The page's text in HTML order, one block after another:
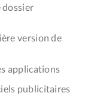
dossier
version de
applications
publicitaires